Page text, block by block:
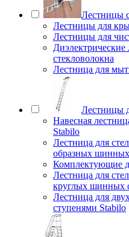
Лестницы
Лестницы для
Лестницы для
стекловолокна
Лестница для
Лестницы
Навесная
Stabilo
Лестница для
образных
Комплектующие
Лестница для
круглых шинных
Лестница для
ступенями Stabilo